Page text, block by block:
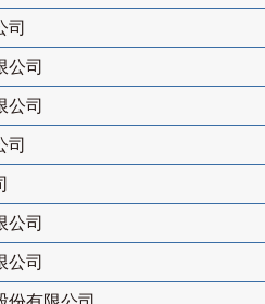
司
公司
公司
司
公司
公司